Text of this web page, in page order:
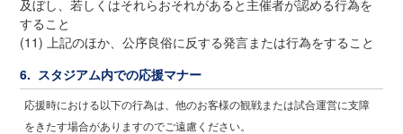
及ぼし、若しくはそれらおそれがあると主催者が認める行為を
すること
(11) 上記のほか、公序良俗に反する発言または行為をすること
6. スタジアム内での応援マナー
応援時における以下の行為は、他のお客様の観戦または試合運営に支障
をきたす場合がありますのでご遠慮ください。